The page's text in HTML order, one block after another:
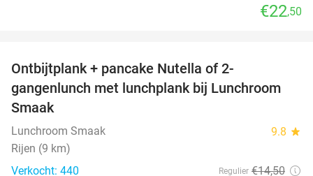
€22,50
Ontbijtplank + pancake Nutella of 2-
gangenlunch met lunchplank bij Lunchroom
Smaak
Lunchroom Smaak 9.8 star
Rijen (9 km)
Verkocht: 440
Regulier €14,50